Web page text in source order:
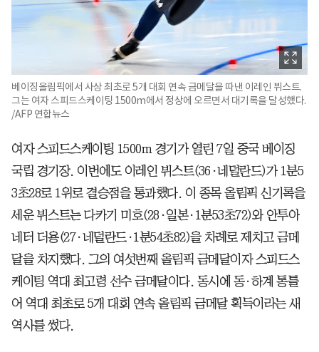
베이징올림픽에서 사상 최초로 5개 대회 연속 금메달을 따낸 이레인 뷔스트.
그는 여자 스피드스케이팅 1500m에서 정상에 오르면서 대기록을 달성했다.
/AFP 연합뉴스
여자 스피드스케이팅 1500m 경기가 열린 7일 중국 베이징
국립 경기장. 이번에도 이레인 뷔스트(36·네덜란드)가 1분5
3초28로 1위로 결승점을 통과했다. 이 종목 올림픽 신기록을
세운 뷔스트는 다카기 미호(28·일본·1분53초72)와 안투아
네터 더용(27·네덜란드·1분54초82)을 차례로 제치고 금메
달을 차지했다. 그의 여섯번째 올림픽 금메달이자 스피드스
케이팅 역대 최고령 선수 금메달이다. 동시에 동·하계 통틀
어 역대 최초로 5개 대회 연속 올림픽 금메달 획득이라는 새
역사를 썼다.